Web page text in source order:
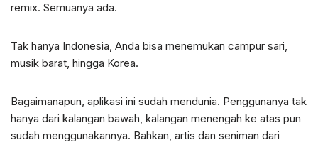
remix. Semuanya ada.
Tak hanya Indonesia, Anda bisa menemukan campur sari,
musik barat, hingga Korea.
Bagaimanapun, aplikasi ini sudah mendunia. Penggunanya tak
hanya dari kalangan bawah, kalangan menengah ke atas pun
sudah menggunakannya. Bahkan, artis dan seniman dari